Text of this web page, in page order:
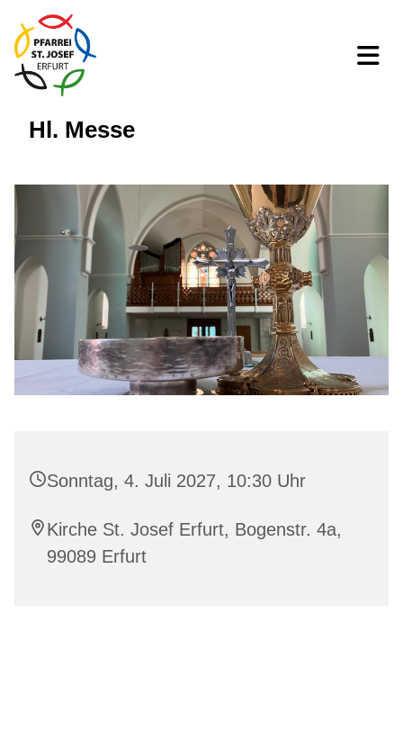
Hl. Messe
Sonntag, 4. Juli 2027, 10:30 Uhr
Kirche St. Josef Erfurt, Bogenstr. 4a,
99089 Erfurt